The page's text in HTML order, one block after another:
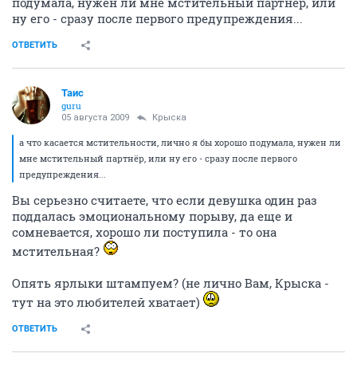
ну его - сразу после первого предупреждения...
ОТВЕТИТЬ
Таис
guru
05 августа 2009 Крыска
а что касается мстительности, лично я бы хорошо подумала, нужен ли
мне мстительный партнёр, или ну его - сразу после первого
предупреждения...
Вы серьезно считаете, что если девушка один раз
поддалась эмоциональному порыву, да еще и
сомневается, хорошо ли поступила - то она
мстительная?
Опять ярлыки штампуем? (не лично Вам, Крыска -
тут на это любителей хватает)
ОТВЕТИТЬ